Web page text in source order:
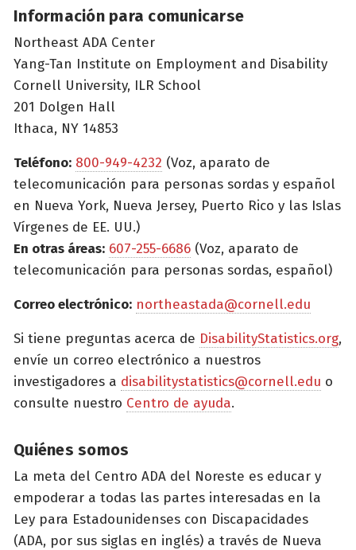
Información para comunicarse
Northeast ADA Center
Yang-Tan Institute on Employment and Disability
Cornell University, ILR School
201 Dolgen Hall
Ithaca, NY 14853
Teléfono: 800-949-4232 (Voz, aparato de
telecomunicación para personas sordas y español
en Nueva York, Nueva Jersey, Puerto Rico y las Islas
Vírgenes de EE. UU.)
En otras áreas: 607-255-6686 (Voz, aparato de
telecomunicación para personas sordas, español)
Correo electrónico: northeastada@cornell.edu
Si tiene preguntas acerca de DisabilityStatistics.org,
envíe un correo electrónico a nuestros
investigadores a disabilitystatistics@cornell.edu o
consulte nuestro Centro de ayuda.
Quiénes somos
La meta del Centro ADA del Noreste es educar y
empoderar a todas las partes interesadas en la
Ley para Estadounidenses con Discapacidades
(ADA, por sus siglas en inglés) a través de Nueva